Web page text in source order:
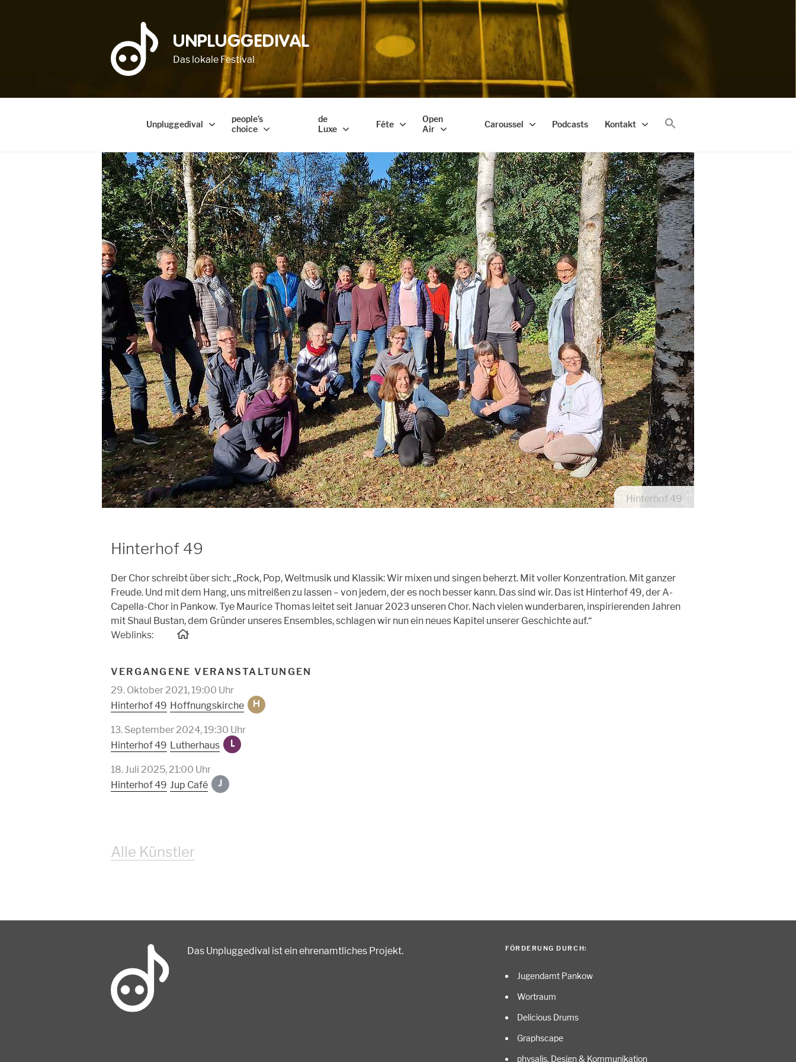
UNPLUGGEDIVAL
Das lokale Festival
Unpluggedival
people’s
choice
de
Luxe
Fête
Open
Air
Caroussel Podcasts Kontakt
Hinterhof 49
Hinterhof 49
Der Chor schreibt über sich: „Rock, Pop, Weltmusik und Klassik: Wir mixen und singen beherzt. Mit voller Konzentration. Mit ganzer
Freude. Und mit dem Hang, uns mitreißen zu lassen – von jedem, der es noch besser kann. Das sind wir. Das ist Hinterhof 49, der A-
Capella-Chor in Pankow. Tye Maurice Thomas leitet seit Januar 2023 unseren Chor. Nach vielen wunderbaren, inspirierenden Jahren
mit Shaul Bustan, dem Gründer unseres Ensembles, schlagen wir nun ein neues Kapitel unserer Geschichte auf.“
Weblinks:
VERGANGENE VERANSTALTUNGEN
29. Oktober 2021, 19:00 Uhr
Hinterhof 49 Hoffnungskirche H
13. September 2024, 19:30 Uhr
Hinterhof 49 Lutherhaus L
18. Juli 2025, 21:00 Uhr
Hinterhof 49 Jup Café J
Alle Künstler
Das Unpluggedival ist ein ehrenamtliches Projekt. FÖRDERUNG DURCH:
Jugendamt Pankow
Wortraum
Delicious Drums
Graphscape
physalis. Design & Kommunikation